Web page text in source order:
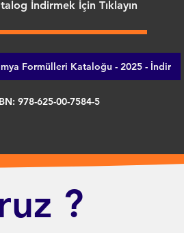
İndirmek İçin Tıklayın
Formülleri Kataloğu - 2025 - İndir
978-625-00-7584-5
?